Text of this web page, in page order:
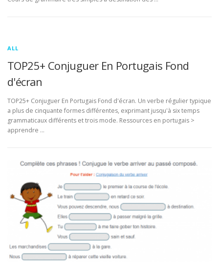
ALL
TOP25+ Conjuguer En Portugais Fond
d'écran
TOP25+ Conjuguer En Portugais Fond d'écran. Un verbe régulier typique
a plus de cinquante formes différentes, exprimant jusqu'à six temps
grammaticaux différents et trois mode. Ressources en portugais >
apprendre …